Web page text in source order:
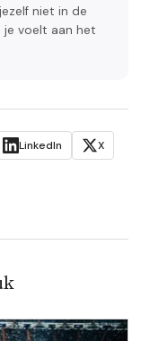
niet in de
je voelt aan het
LinkedIn
X